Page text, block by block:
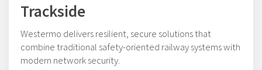
Trackside
Westermo delivers resilient, secure solutions that
combine traditional safety-oriented railway systems with
modern network security.